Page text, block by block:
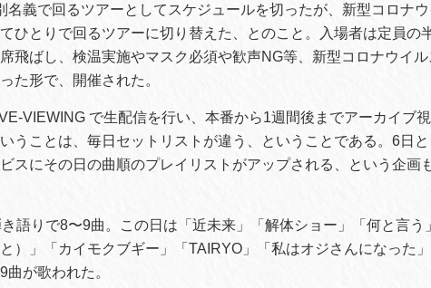
名義で回るツアーとしてスケジュールを切ったが、新型コロナウ
ひとりで回るツアーに切り替えた、とのこと。入場者は定員の
飛ばし、検温実施やマスク必須や歓声NG等、新型コロナウイル
た形で、開催された。
VIEWING で生配信を行い、本番から1週間後までアーカイブ
うことは、毎日セットリストが違う、ということである。6日と
スにその日の曲順のプレイリストがアップされる、という企画
語りで8〜9曲。この日は「近未来」「解体ショー」「何と言う」
）」「カイモクブギー」「TAIRYO」「私はオジさんになった」
曲が歌われた。